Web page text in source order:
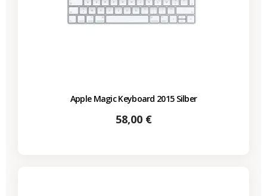
Apple Magic Keyboard 2015 Silber
Preis
58,00 €